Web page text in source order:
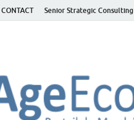
CONTACT Senior Strategic Consulting